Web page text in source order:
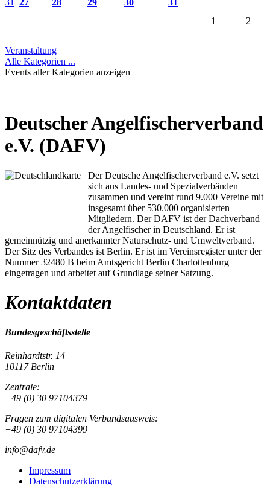
1
2
Veranstaltung
Alle Kategorien ...
Events aller Kategorien anzeigen
Deutscher Angelfischerverband
e.V. (DAFV)
Der Deutsche Angelfischerverband e.V. setzt
sich aus Landes- und Spezialverbänden
zusammen und vereint rund 9.000 Vereine mit
insgesamt über 530.000 organisierten
Mitgliedern. Der DAFV ist der Dachverband
der Angelfischer in Deutschland. Er ist
gemeinnützig und anerkannter Naturschutz- und Umweltverband.
Der Sitz des Verbandes ist Berlin. Er ist im Vereinsregister unter der
Nummer 32480 B beim Amtsgericht Berlin Charlottenburg
eingetragen und arbeitet auf Grundlage seiner Satzung.
Kontaktdaten
Bundesgeschäftsstelle
Reinhardtstr. 14
10117 Berlin
Zentrale:
+49 (0) 30 97104379
Fragen zum digitalen Verbandsausweis:
+49 (0) 30 97104399
info@dafv.de
Impressum
Datenschutzerklärung